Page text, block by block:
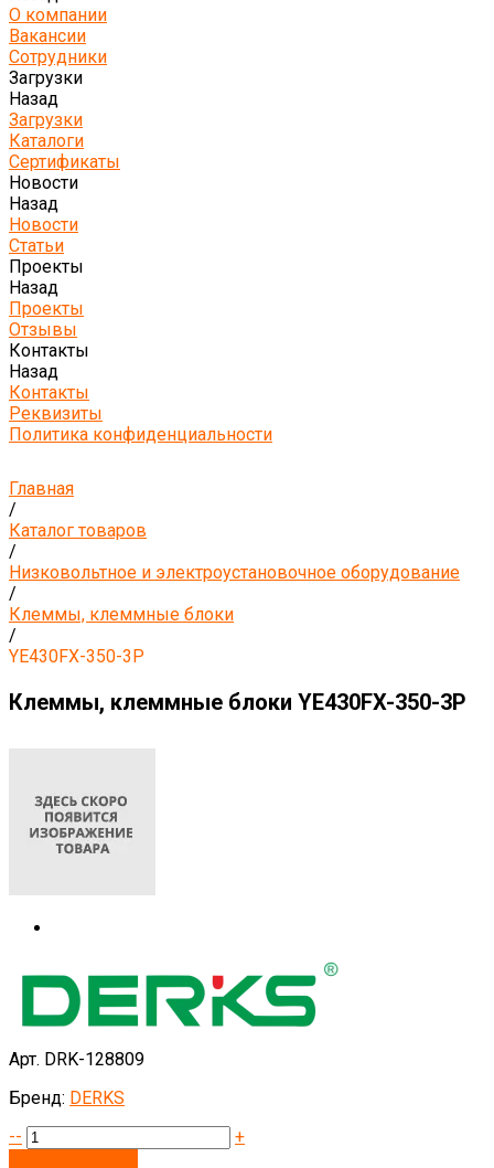
О компании
Вакансии
Сотрудники
Загрузки
Назад
Загрузки
Каталоги
Сертификаты
Новости
Назад
Новости
Статьи
Проекты
Назад
Проекты
Отзывы
Контакты
Назад
Контакты
Реквизиты
Политика конфиденциальности
Главная
/
Каталог товаров
/
Низковольтное и электроустановочное оборудование
/
Клеммы, клеммные блоки
/
YE430FX-350-3P
Клеммы, клеммные блоки YE430FX-350-3P
Арт. DRK-128809
Бренд: DERKS
--
+